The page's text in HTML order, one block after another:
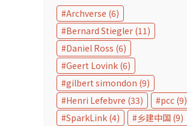
Archverse (6)
Bernard Stiegler (11)
Daniel Ross (6)
Geert Lovink (6)
gilbert simondon (9)
Henri Lefebvre (33) pcc (9)
SparkLink (4) 乡建中国 (9)